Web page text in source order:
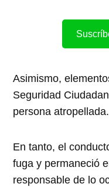
Asimismo,
Seguridad
persona atropellada.
En tanto, el
fuga y permaneció
responsable de lo